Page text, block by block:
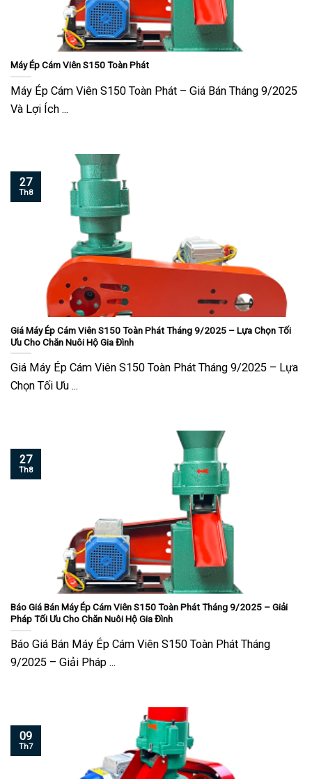
Máy Ép Cám Viên S150 Toàn Phát
Máy Ép Cám Viên S150 Toàn Phát – Giá Bán Tháng 9/2025
Và Lợi Ích ...
Giá Máy Ép Cám Viên S150 Toàn Phát Tháng 9/2025 – Lựa Chọn Tối
Ưu Cho Chăn Nuôi Hộ Gia Đình
Giá Máy Ép Cám Viên S150 Toàn Phát Tháng 9/2025 – Lựa
Chọn Tối Ưu ...
27
Th8
Báo Giá Bán Máy Ép Cám Viên S150 Toàn Phát Tháng 9/2025 – Giải
Pháp Tối Ưu Cho Chăn Nuôi Hộ Gia Đình
Báo Giá Bán Máy Ép Cám Viên S150 Toàn Phát Tháng
9/2025 – Giải Pháp ...
27
Th8
09
Th7